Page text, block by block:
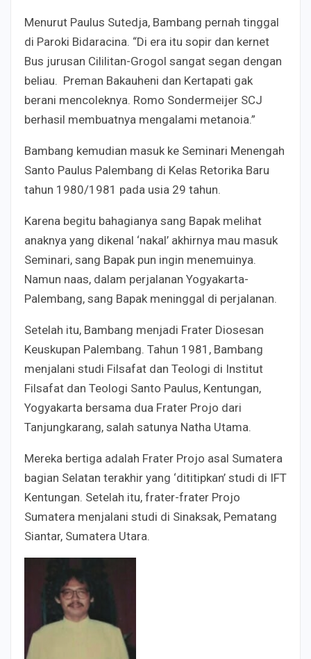
Menurut Paulus Sutedja, Bambang pernah tinggal
di Paroki Bidaracina. “Di era itu sopir dan kernet
Bus jurusan Cililitan-Grogol sangat segan dengan
beliau. Preman Bakauheni dan Kertapati gak
berani mencoleknya. Romo Sondermeijer SCJ
berhasil membuatnya mengalami metanoia.”
Bambang kemudian masuk ke Seminari Menengah
Santo Paulus Palembang di Kelas Retorika Baru
tahun 1980/1981 pada usia 29 tahun.
Karena begitu bahagianya sang Bapak melihat
anaknya yang dikenal ‘nakal’ akhirnya mau masuk
Seminari, sang Bapak pun ingin menemuinya.
Namun naas, dalam perjalanan Yogyakarta-
Palembang, sang Bapak meninggal di perjalanan.
Setelah itu, Bambang menjadi Frater Diosesan
Keuskupan Palembang. Tahun 1981, Bambang
menjalani studi Filsafat dan Teologi di Institut
Filsafat dan Teologi Santo Paulus, Kentungan,
Yogyakarta bersama dua Frater Projo dari
Tanjungkarang, salah satunya Natha Utama.
Mereka bertiga adalah Frater Projo asal Sumatera
bagian Selatan terakhir yang ‘dititipkan’ studi di IFT
Kentungan. Setelah itu, frater-frater Projo
Sumatera menjalani studi di Sinaksak, Pematang
Siantar, Sumatera Utara.